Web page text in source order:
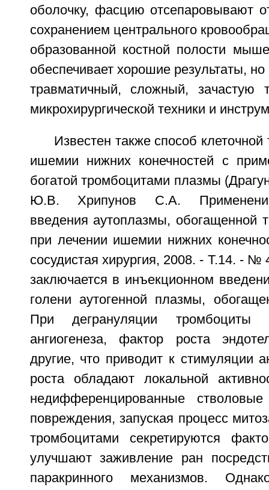
оболочку, фасцию отсепаровывают
сохранением центрального
образованной костной полости
обеспечивает хорошие результаты,
травматичный, сложный, зачастую
микрохирургической техники и
Известен также способ клеточной
ишемии нижних конечностей с
богатой тромбоцитами плазмы
Ю.В. Хрипунов С.А. Применение
введения аутоплазмы, обогащенной
при лечении ишемии нижних
сосудистая хирургия, 2008. - Т.14. -
заключается в инъекционном
голени аутогенной плазмы,
При дегрануляции тромбоциты
ангиогенеза, фактор роста
другие, что приводит к стимуляции
роста обладают локальной
недифференцированные
повреждения, запуская процесс
тромбоцитами секретируются
улучшают заживление ран
паракринного механизмов.